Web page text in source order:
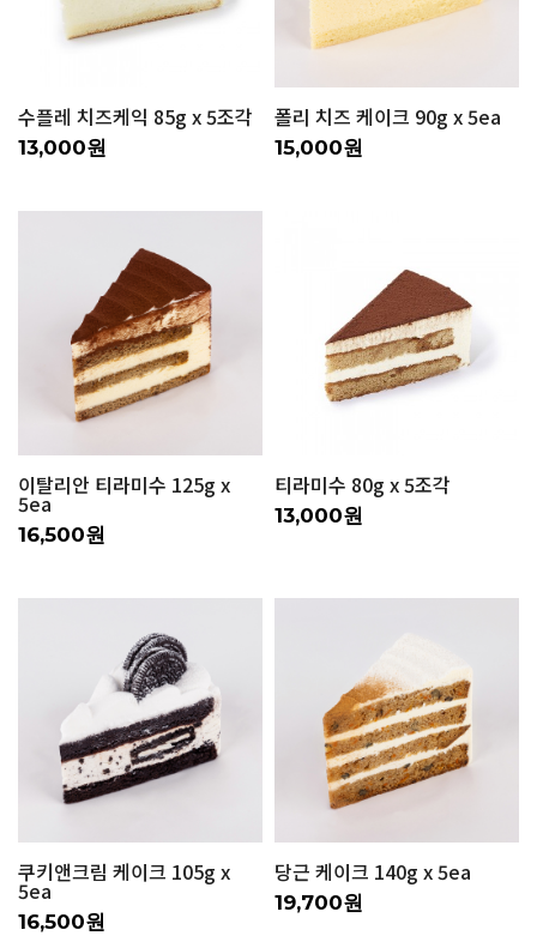
수플레 치즈케익 85g x 5조각
13,000원
폴리 치즈 케이크 90g x 5ea
15,000원
이탈리안 티라미수 125g x
5ea
16,500원
티라미수 80g x 5조각
13,000원
쿠키앤크림 케이크 105g x
5ea
16,500원
당근 케이크 140g x 5ea
19,700원